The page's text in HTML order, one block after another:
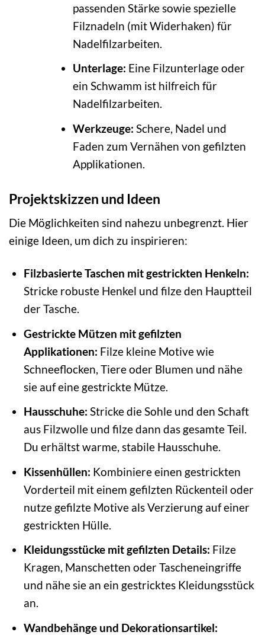
passenden Stärke sowie spezielle
Filznadeln (mit Widerhaken) für
Nadelfilzarbeiten.
Unterlage: Eine Filzunterlage oder
ein Schwamm ist hilfreich für
Nadelfilzarbeiten.
Werkzeuge: Schere, Nadel und
Faden zum Vernähen von gefilzten
Applikationen.
Projektskizzen und Ideen
Die Möglichkeiten sind nahezu unbegrenzt. Hier
einige Ideen, um dich zu inspirieren:
Filzbasierte Taschen mit gestrickten Henkeln:
Stricke robuste Henkel und filze den Hauptteil
der Tasche.
Gestrickte Mützen mit gefilzten
Applikationen: Filze kleine Motive wie
Schneeflocken, Tiere oder Blumen und nähe
sie auf eine gestrickte Mütze.
Hausschuhe: Stricke die Sohle und den Schaft
aus Filzwolle und filze dann das gesamte Teil.
Du erhältst warme, stabile Hausschuhe.
Kissenhüllen: Kombiniere einen gestrickten
Vorderteil mit einem gefilzten Rückenteil oder
nutze gefilzte Motive als Verzierung auf einer
gestrickten Hülle.
Kleidungsstücke mit gefilzten Details: Filze
Kragen, Manschetten oder Tascheneingriffe
und nähe sie an ein gestricktes Kleidungsstück
an.
Wandbehänge und Dekorationsartikel: